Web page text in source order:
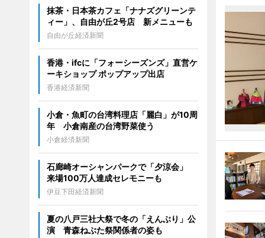
抹茶・日本茶カフェ「ナナズグリーンテ
ィー」、自由が丘2号店 新メニューも
自由が丘経済新聞
香港・ifcに「フォーシーズンズ」直営ケ
ーキショップ ポップアップ出店
香港経済新聞
小倉・魚町の台湾料理店「麗白」が10周
年 小倉南産の台湾野菜使う
小倉経済新聞
石廊崎オーシャンパークで「夕涼会」
来場100万人達成セレモニーも
伊豆下田経済新聞
夏の八戸三社大祭で冬の「えんぶり」公
演 青森ねぶた祭関係者の姿も